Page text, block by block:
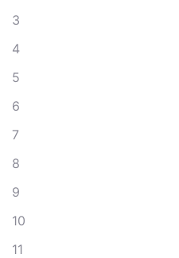
3
4
5
6
7
8
9
10
11